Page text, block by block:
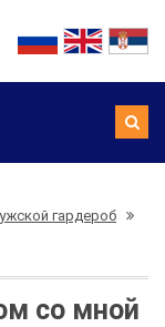
гардероб
со мной